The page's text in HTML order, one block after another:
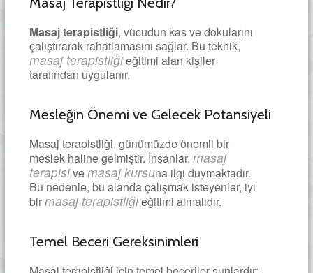
Masaj terapistliği, vücudun kas ve dokularını
çalıştırarak rahatlamasını sağlar. Bu teknik,
masaj terapistliğieğitimi alan kişiler
tarafından uygulanır.
Mesleğin Önemi ve Gelecek Potansiyeli
Masaj terapistliği, günümüzde önemli bir
meslek haline gelmiştir. İnsanlar, masaj
terapisivemasaj kursuna ilgi duymaktadır.
Bu nedenle, bu alanda çalışmak isteyenler, iyi
birmasaj terapistliğieğitimi almalıdır.
Temel Beceri Gereksinimleri